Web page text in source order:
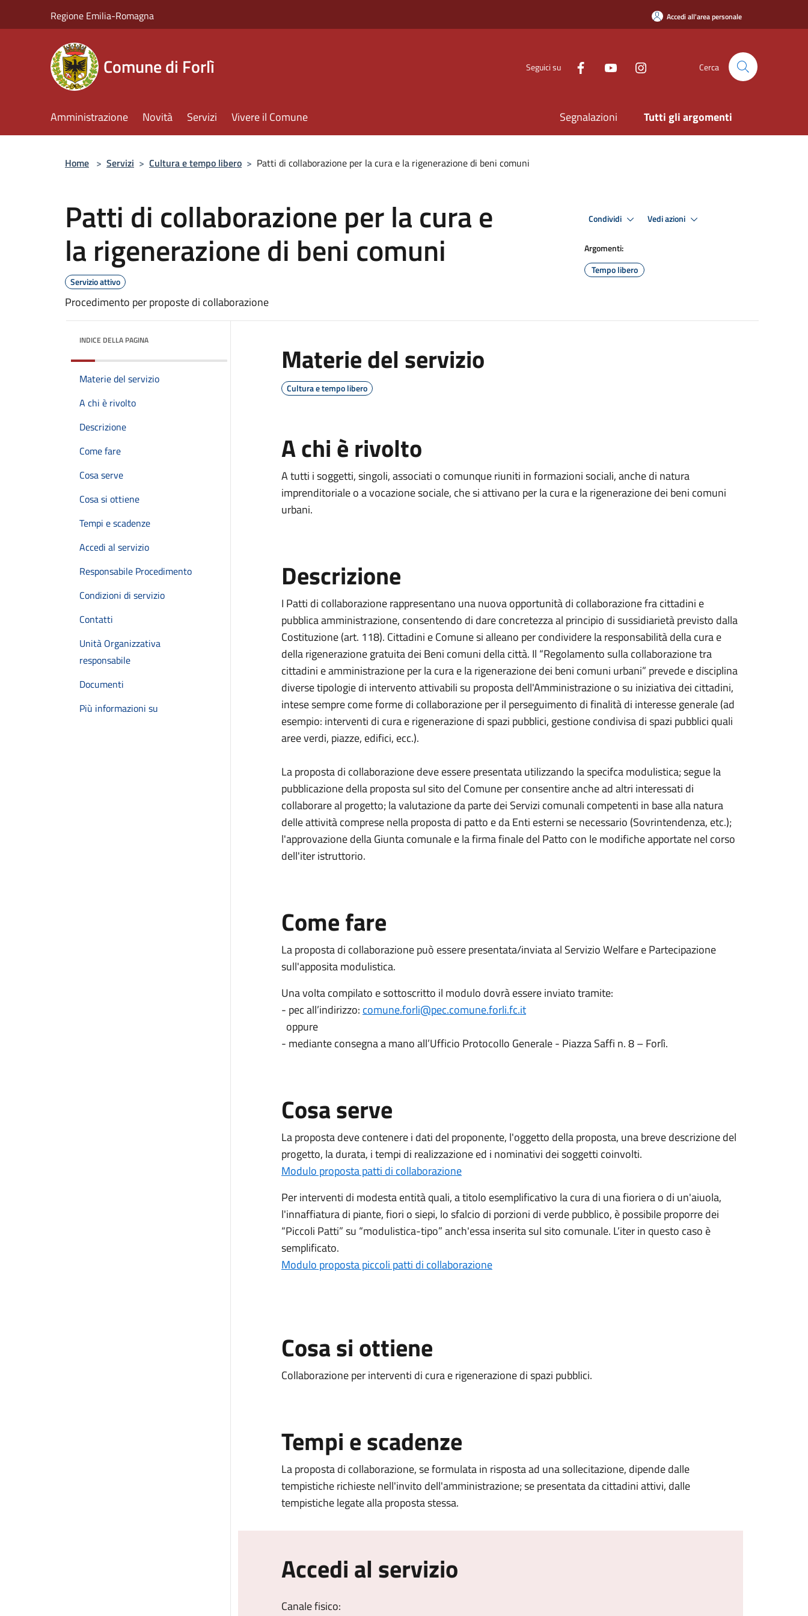
Regione Emilia-Romagna Accedi all'area personale
Comune di Forlì Seguici su Cerca
Amministrazione Novità Servizi Vivere il Comune Segnalazioni Tutti gli argomenti
Home > Servizi > Cultura e tempo libero > Patti di collaborazione per la cura e la rigenerazione di beni comuni
Patti di collaborazione per la cura e
la rigenerazione di beni comuni
Servizio attivo
Procedimento per proposte di collaborazione
Condividi Vedi azioni
Argomenti:
Tempo libero
INDICE DELLA PAGINA
Materie del servizio
A chi è rivolto
Descrizione
Come fare
Cosa serve
Cosa si ottiene
Tempi e scadenze
Accedi al servizio
Responsabile Procedimento
Condizioni di servizio
Contatti
Unità Organizzativa
responsabile
Documenti
Più informazioni su
Materie del servizio
Cultura e tempo libero
A chi è rivolto
A tutti i soggetti, singoli, associati o comunque riuniti in formazioni sociali, anche di natura
imprenditoriale o a vocazione sociale, che si attivano per la cura e la rigenerazione dei beni comuni
urbani.
Descrizione
I Patti di collaborazione rappresentano una nuova opportunità di collaborazione fra cittadini e
pubblica amministrazione, consentendo di dare concretezza al principio di sussidiarietà previsto dalla
Costituzione (art. 118). Cittadini e Comune si alleano per condividere la responsabilità della cura e
della rigenerazione gratuita dei Beni comuni della città. Il “Regolamento sulla collaborazione tra
cittadini e amministrazione per la cura e la rigenerazione dei beni comuni urbani” prevede e disciplina
diverse tipologie di intervento attivabili su proposta dell'Amministrazione o su iniziativa dei cittadini,
intese sempre come forme di collaborazione per il perseguimento di finalità di interesse generale (ad
esempio: interventi di cura e rigenerazione di spazi pubblici, gestione condivisa di spazi pubblici quali
aree verdi, piazze, edifici, ecc.).
La proposta di collaborazione deve essere presentata utilizzando la specifca modulistica; segue la
pubblicazione della proposta sul sito del Comune per consentire anche ad altri interessati di
collaborare al progetto; la valutazione da parte dei Servizi comunali competenti in base alla natura
delle attività comprese nella proposta di patto e da Enti esterni se necessario (Sovrintendenza, etc.);
l'approvazione della Giunta comunale e la firma finale del Patto con le modifiche apportate nel corso
dell'iter istruttorio.
Come fare
La proposta di collaborazione può essere presentata/inviata al Servizio Welfare e Partecipazione
sull'apposita modulistica.
Una volta compilato e sottoscritto il modulo dovrà essere inviato tramite:
- pec all’indirizzo: comune.forli@pec.comune.forli.fc.it
oppure
- mediante consegna a mano all’Ufficio Protocollo Generale - Piazza Saffi n. 8 – Forlì.
Cosa serve
La proposta deve contenere i dati del proponente, l'oggetto della proposta, una breve descrizione del
progetto, la durata, i tempi di realizzazione ed i nominativi dei soggetti coinvolti.
Modulo proposta patti di collaborazione
Per interventi di modesta entità quali, a titolo esemplificativo la cura di una fioriera o di un'aiuola,
l'innaffiatura di piante, fiori o siepi, lo sfalcio di porzioni di verde pubblico, è possibile proporre dei
“Piccoli Patti” su “modulistica-tipo” anch'essa inserita sul sito comunale. L’iter in questo caso è
semplificato.
Modulo proposta piccoli patti di collaborazione
Cosa si ottiene
Collaborazione per interventi di cura e rigenerazione di spazi pubblici.
Tempi e scadenze
La proposta di collaborazione, se formulata in risposta ad una sollecitazione, dipende dalle
tempistiche richieste nell'invito dell'amministrazione; se presentata da cittadini attivi, dalle
tempistiche legate alla proposta stessa.
Accedi al servizio
Canale fisico: